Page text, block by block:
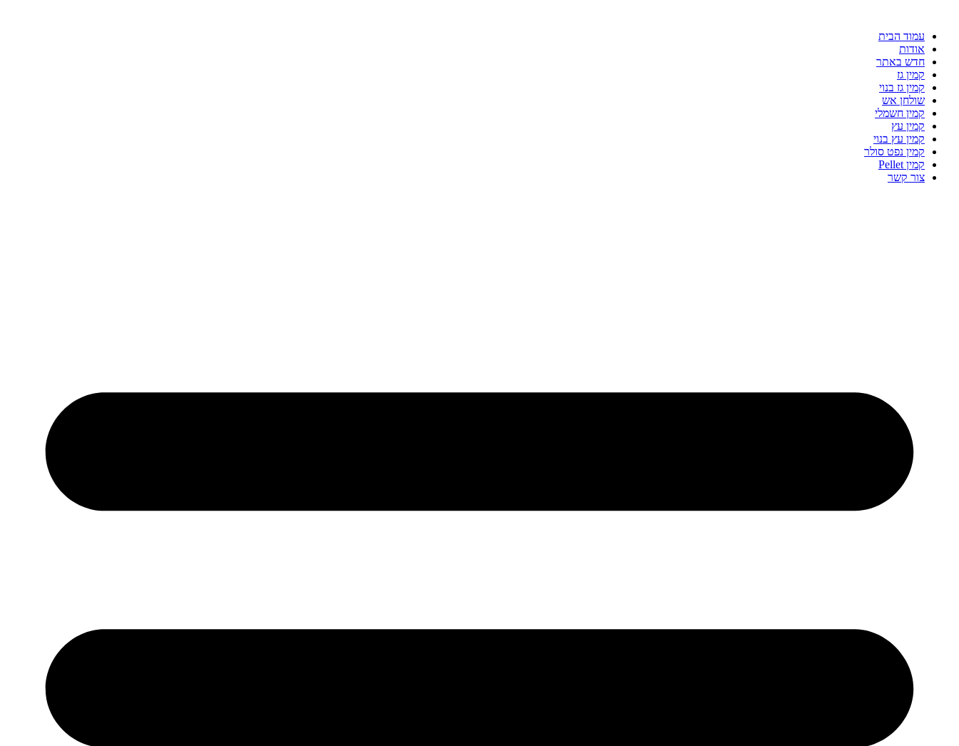
עמוד הבית
אודות
חדש באתר
קמין גז
קמין גז בנוי
שולחן אש
קמין חשמלי
קמין עץ
קמין עץ בנוי
קמין נפט סולר
קמין Pellet
צור קשר